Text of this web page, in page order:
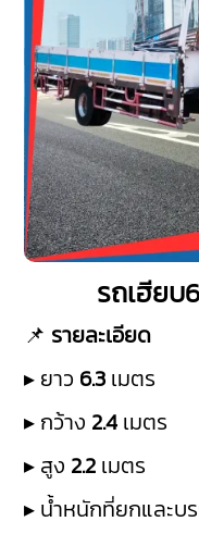
รถเฮียบ
📌 รายละเอียด
▸ ยาว 6.3 เมตร
▸ กว้าง 2.4 เมตร
▸ สูง 2.2 เมตร
▸ น้ำหนักที่ยกและบ